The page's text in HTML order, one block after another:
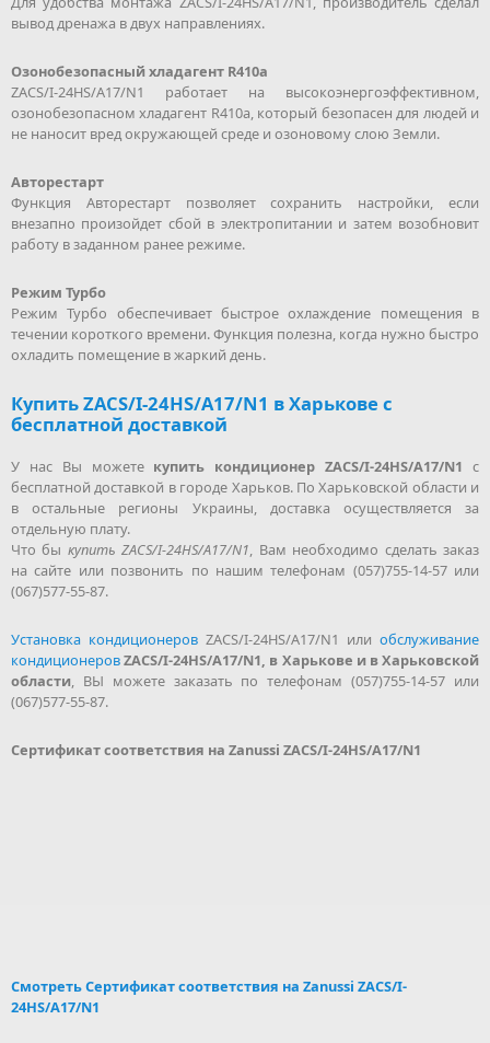
вывод дренажа в двух направлениях.
Озонобезопасный хладагент R410a
ZACS/I-24HS/A17/N1 работает на высокоэнергоэффективном,
озонобезопасном хладагент R410a, который безопасен для людей и
не наносит вред окружающей среде и озоновому слою Земли.
Авторестарт
Функция Авторестарт позволяет сохранить настройки, если
внезапно произойдет сбой в электропитании и затем возобновит
работу в заданном ранее режиме.
Режим Турбо
Режим Турбо обеспечивает быстрое охлаждение помещения в
течении короткого времени. Функция полезна, когда нужно быстро
охладить помещение в жаркий день.
Купить ZACS/I-24HS/A17/N1 в Харькове с
бесплатной доставкой
У нас Вы можете купить кондиционер ZACS/I-24HS/A17/N1 с
бесплатной доставкой в городе Харьков. По Харьковской области и
в остальные регионы Украины, доставка осуществляется за
отдельную плату.
Что бы купить ZACS/I-24HS/A17/N1 , Вам необходимо сделать заказ
на сайте или позвонить по нашим телефонам (057)755-14-57 или
(067)577-55-87.
Установка кондиционеров ZACS/I-24HS/A17/N1 или обслуживание
кондиционеровZACS/I-24HS/A17/N1, в Харькове и в Харьковской
области , ВЫ можете заказать по телефонам (057)755-14-57 или
(067)577-55-87.
Сертификат соответствия на Zanussi ZACS/I-24HS/A17/N1
Смотреть Сертификат соответствия на Zanussi ZACS/I-
24HS/A17/N1